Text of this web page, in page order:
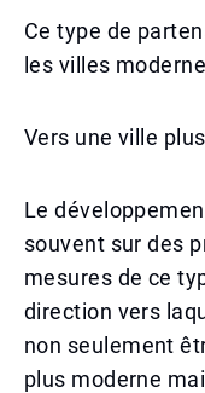
Ce type de
les villes
Vers une ville
Le
souvent sur des
mesures de ce
direction vers
non seulement
plus moderne